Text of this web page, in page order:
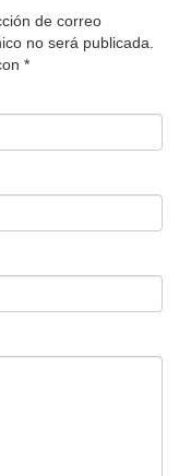
de correo
no será publicada.
*